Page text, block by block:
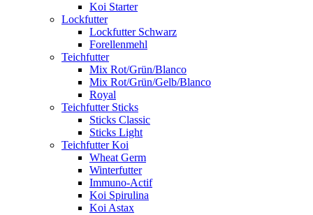
Koi Starter
Lockfutter
Lockfutter Schwarz
Forellenmehl
Teichfutter
Mix Rot/Grün/Blanco
Mix Rot/Grün/Gelb/Blanco
Royal
Teichfutter Sticks
Sticks Classic
Sticks Light
Teichfutter Koi
Wheat Germ
Winterfutter
Immuno-Actif
Koi Spirulina
Koi Astax